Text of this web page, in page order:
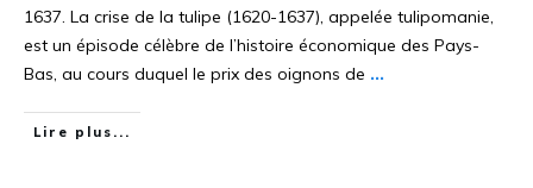
1637. La crise de la tulipe (1620-1637), appelée tulipomanie,
est un épisode célèbre de l’histoire économique des Pays-
Bas, au cours duquel le prix des oignons de ...
Lire plus...